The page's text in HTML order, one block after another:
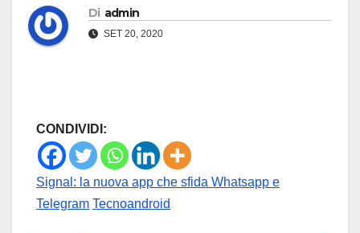
Di admin
SET 20, 2020
CONDIVIDI:
Signal: la nuova app che sfida Whatsapp e
Telegram Tecnoandroid